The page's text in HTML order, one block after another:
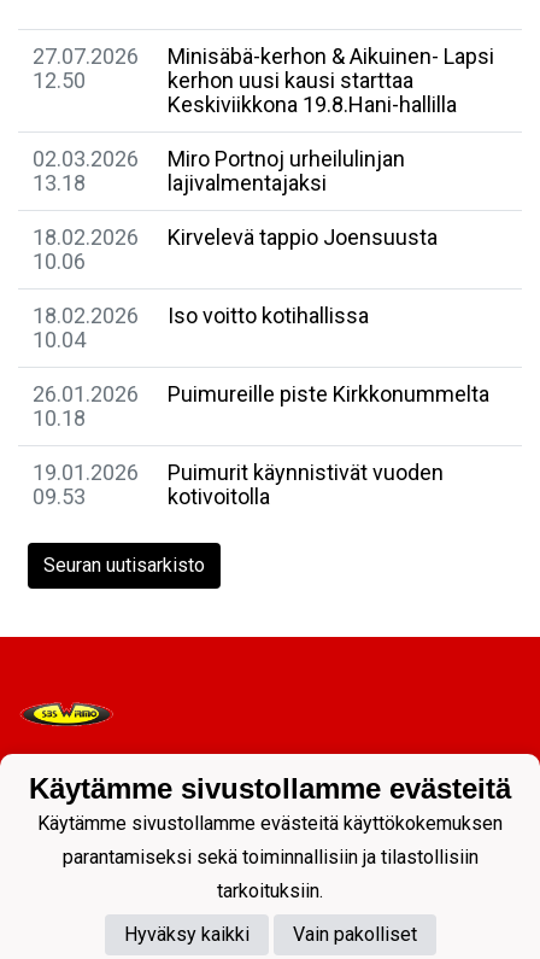
27.07.2026
12.50
Minisäbä-kerhon & Aikuinen- Lapsi
kerhon uusi kausi starttaa
Keskiviikkona 19.8.Hani-hallilla
02.03.2026
13.18
Miro Portnoj urheilulinjan
lajivalmentajaksi
18.02.2026
10.06
Kirvelevä tappio Joensuusta
18.02.2026
10.04
Iso voitto kotihallissa
26.01.2026
10.18
Puimureille piste Kirkkonummelta
19.01.2026
09.53
Puimurit käynnistivät vuoden
kotivoitolla
Seuran uutisarkisto
Tietosuojaseloste
Käytämme sivustollamme evästeitä
Käytämme sivustollamme evästeitä käyttökokemuksen
parantamiseksi sekä toiminnallisiin ja tilastollisiin
tarkoituksiin.
Hyväksy kaikki
Vain pakolliset